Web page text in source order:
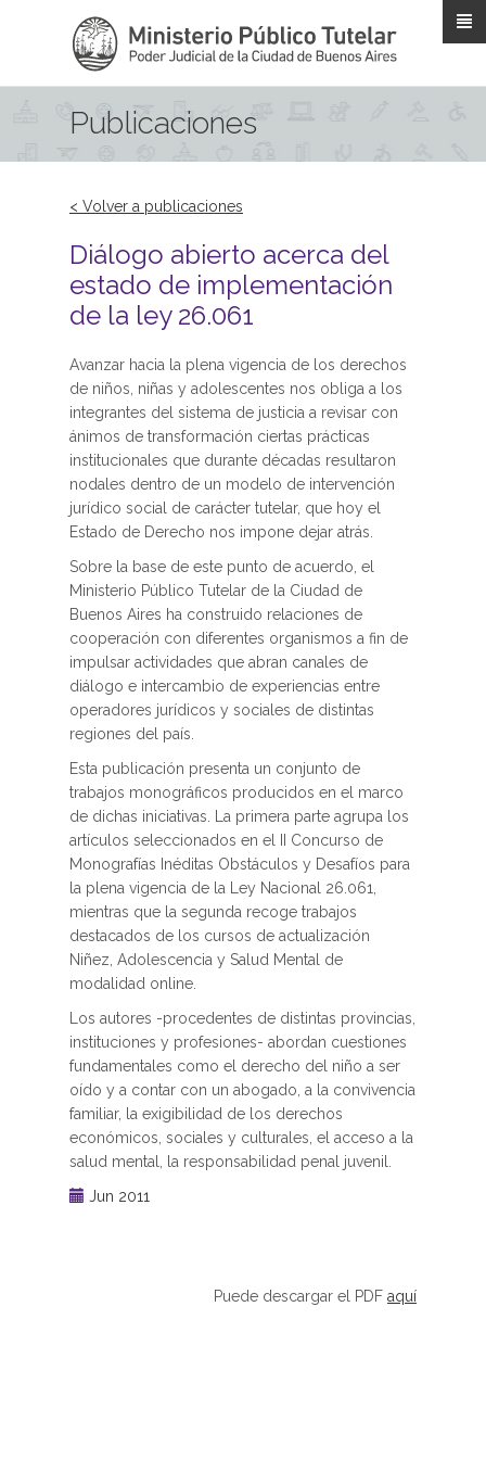
Publicaciones
< Volver a publicaciones
Diálogo abierto acerca del
estado de implementación
de la ley 26.061
Avanzar hacia la plena vigencia de los derechos
de niños, niñas y adolescentes nos obliga a los
integrantes del sistema de justicia a revisar con
ánimos de transformación ciertas prácticas
institucionales que durante décadas resultaron
nodales dentro de un modelo de intervención
jurídico social de carácter tutelar, que hoy el
Estado de Derecho nos impone dejar atrás.
Sobre la base de este punto de acuerdo, el
Ministerio Público Tutelar de la Ciudad de
Buenos Aires ha construido relaciones de
cooperación con diferentes organismos a fin de
impulsar actividades que abran canales de
diálogo e intercambio de experiencias entre
operadores jurídicos y sociales de distintas
regiones del país.
Esta publicación presenta un conjunto de
trabajos monográficos producidos en el marco
de dichas iniciativas. La primera parte agrupa los
artículos seleccionados en el II Concurso de
Monografías Inéditas Obstáculos y Desafíos para
la plena vigencia de la Ley Nacional 26.061,
mientras que la segunda recoge trabajos
destacados de los cursos de actualización
Niñez, Adolescencia y Salud Mental de
modalidad online.
Los autores -procedentes de distintas provincias,
instituciones y profesiones- abordan cuestiones
fundamentales como el derecho del niño a ser
oído y a contar con un abogado, a la convivencia
familiar, la exigibilidad de los derechos
económicos, sociales y culturales, el acceso a la
salud mental, la responsabilidad penal juvenil.
Jun 2011
Puede descargar el PDF aquí